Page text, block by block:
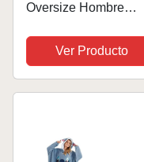
Oversize Hombre
Ver Producto